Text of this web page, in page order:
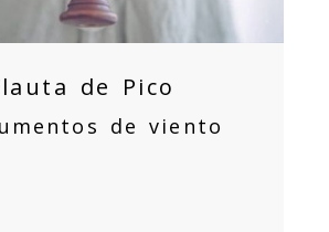
de Pico
de viento